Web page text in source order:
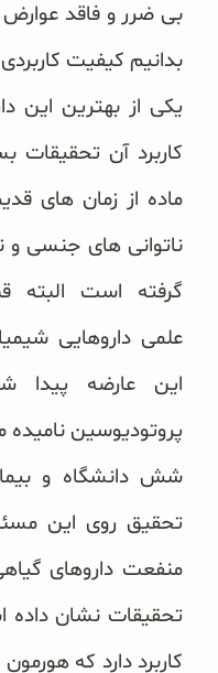
صبحانه و میان
پک سلامتی OAB
کتاب‌های OAB
وبلاگ
بی ضرر و فاقد
بدانیم کیفیت
یکی از بهترین این
کاربرد آن تحقیقات
ماده از زمان های
ناتوانی های جنسی و
گرفته است البته
علمی داروهایی
این عارضه پیدا
پروتودیوسین
شش دانشگاه و
تحقیق روی این
منفعت داروهای
تحقیقات نشان
کاربرد دارد که